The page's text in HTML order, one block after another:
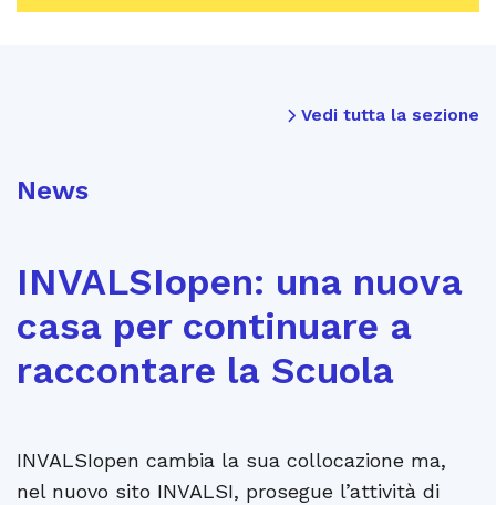
Vedi tutta la sezione
News
INVALSIopen: una nuova
casa per continuare a
raccontare la Scuola
INVALSIopen cambia la sua collocazione ma,
nel nuovo sito INVALSI, prosegue l’attività di